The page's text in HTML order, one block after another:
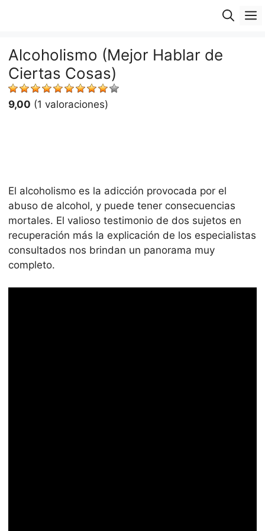
Alcoholismo (Mejor Hablar de
Ciertas Cosas)
9,00 (1 valoraciones)
El alcoholismo es la adicción provocada por el
abuso de alcohol, y puede tener consecuencias
mortales. El valioso testimonio de dos sujetos en
recuperación más la explicación de los especialistas
consultados nos brindan un panorama muy
completo.